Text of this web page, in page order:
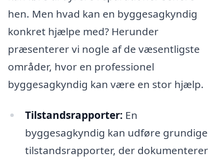
hen. Men hvad kan en byggesagkyndig
konkret hjælpe med? Herunder
præsenterer vi nogle af de væsentligste
områder, hvor en professionel
byggesagkyndig kan være en stor hjælp.
Tilstandsrapporter: En
byggesagkyndig kan udføre grundige
tilstandsrapporter, der dokumenterer